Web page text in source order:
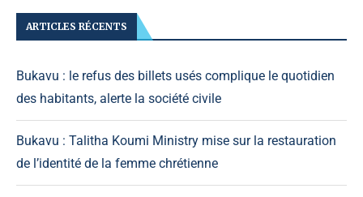
ARTICLES RÉCENTS
Bukavu : le refus des billets usés complique le quotidien
des habitants, alerte la société civile
Bukavu : Talitha Koumi Ministry mise sur la restauration
de l’identité de la femme chrétienne